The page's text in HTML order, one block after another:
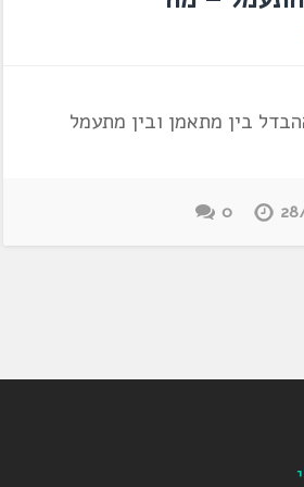
בין מתאמן ובין מתעמל
0